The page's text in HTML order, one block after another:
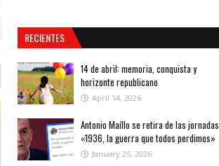
RECIENTES
14 de abril: memoria, conquista y
horizonte republicano
April 14, 2026
Antonio Maíllo se retira de las jornadas
«1936, la guerra que todos perdimos»
January 25, 2026